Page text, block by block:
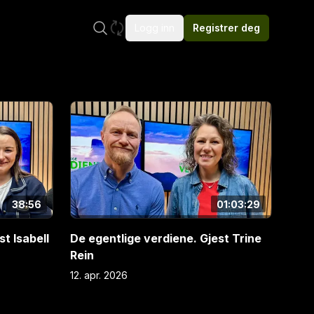
Registrer deg
38:56
Isabell
01:03:29
De egentlige verdiene. Gjest Trine
Rein
12. apr. 2026